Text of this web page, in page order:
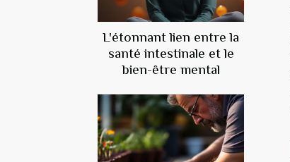
L'étonnant lien entre la
santé intestinale et le
bien-être mental